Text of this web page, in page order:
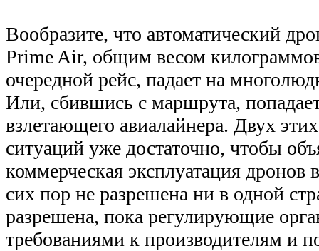
Вообразите, что автоматический
Prime Air, общим весом
очередной рейс, падает на
Или, сбившись с маршрута,
взлетающего авиалайнера. Двух
ситуаций уже достаточно, чтобы
коммерческая эксплуатация дронов
сих пор не разрешена ни в одной
разрешена, пока регулирующие
требованиями к производителям и